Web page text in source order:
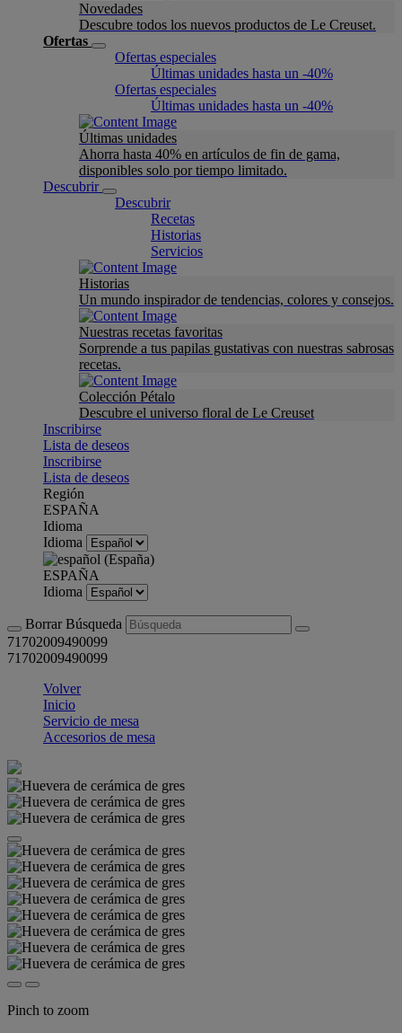
Novedades
Descubre todos los nuevos productos de Le Creuset.
Ofertas
Ofertas especiales
Últimas unidades hasta un -40%
Ofertas especiales
Últimas unidades hasta un -40%
Últimas unidades
Ahorra hasta 40% en artículos de fin de gama,
disponibles solo por tiempo limitado.
Descubrir
Descubrir
Recetas
Historias
Servicios
Historias
Un mundo inspirador de tendencias, colores y consejos.
Nuestras recetas favoritas
Sorprende a tus papilas gustativas con nuestras sabrosas
recetas.
Colección Pétalo
Descubre el universo floral de Le Creuset
Inscribirse
Lista de deseos
Inscribirse
Lista de deseos
Región
ESPAÑA
Idioma
Idioma
ESPAÑA
Idioma
Borrar Búsqueda
71702009490099
71702009490099
Volver
Inicio
Servicio de mesa
Accesorios de mesa
Pinch to zoom